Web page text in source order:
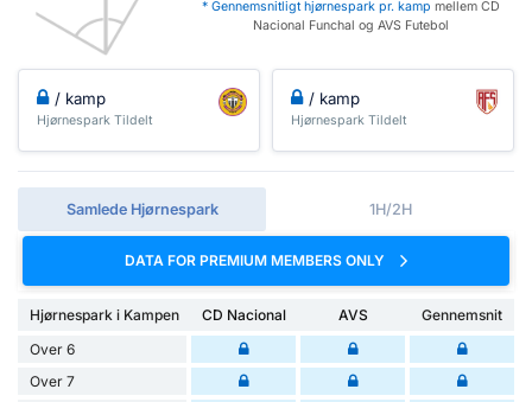
* Gennemsnitligt hjørnespark pr. kamp mellem CD
Nacional Funchal og AVS Futebol
/ kamp
Hjørnespark Tildelt
/ kamp
Hjørnespark Tildelt
Samlede Hjørnespark 1H/2H
DATA FOR PREMIUM MEMBERS ONLY
Hjørnespark i Kampen CD Nacional AVS
Gennemsnit
Over 6
Over 7